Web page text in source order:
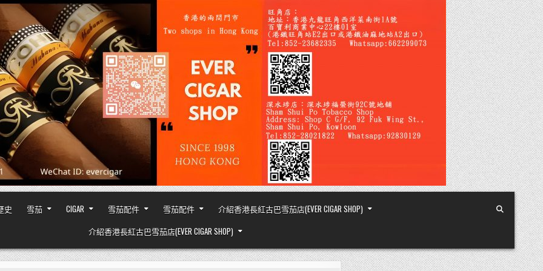
史 雪茄 CIGAR 雪茄配件 雪茄配件
介紹香港長紅古巴雪茄店(EVER CIGAR SHOP)
介紹香港長紅古巴雪茄店(EVER CIGAR SHOP)